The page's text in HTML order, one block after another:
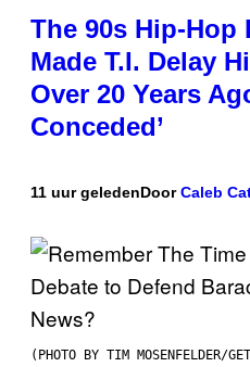
The 90s Hip-Hop
Made T.I. Delay
Over 20 Years
Conceded’
11 uur geledenDoorCaleb
(PHOTO BY TIM MOSENFELDER/